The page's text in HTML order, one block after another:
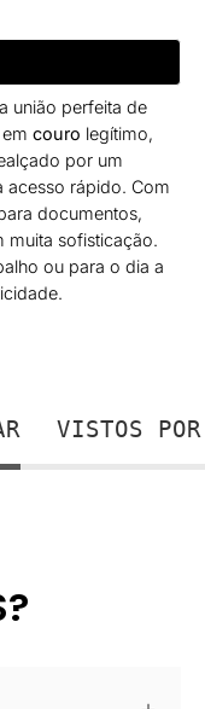
união perfeita de
couro legítimo,
por um
acesso rápido. Com
documentos,
muita sofisticação.
ou para o dia a
VISTOS